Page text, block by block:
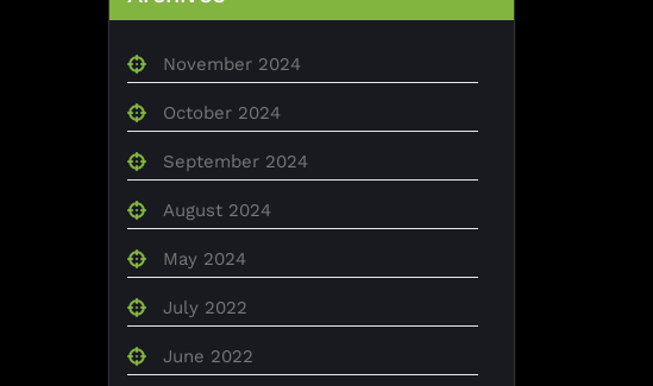
November 2024
October 2024
September 2024
August 2024
May 2024
July 2022
June 2022